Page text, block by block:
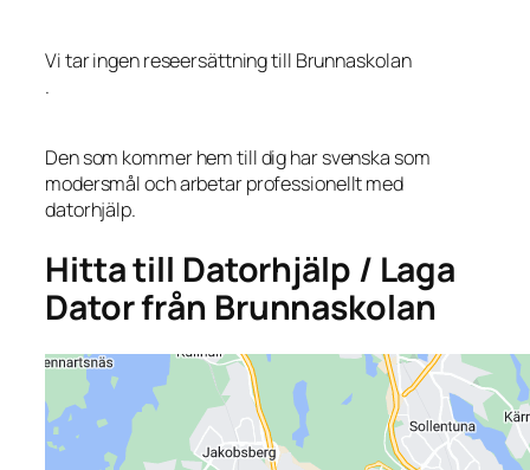
Vi tar ingen reseersättning till Brunnaskolan
.
Den som kommer hem till dig har svenska som
modersmål och arbetar professionellt med
datorhjälp.
Hitta till Datorhjälp / Laga
Dator från Brunnaskolan